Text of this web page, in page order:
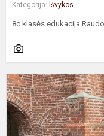
Kategorija: Išvykos
8c klasės edukacija